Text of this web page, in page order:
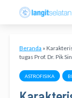
Beranda »
tugas Prof. Dr. Pik
ASTROFISIKA